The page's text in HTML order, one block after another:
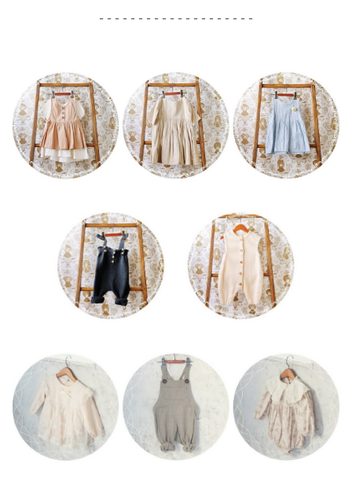
- - - - - - - - - - - - - - - - - - - -